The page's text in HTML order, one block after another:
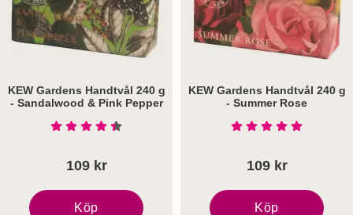
KEW Gardens Handtvål 240 g
- Sandalwood & Pink Pepper
Art. nr 6149 Betyg: 4.5 Stjärnor av 5
109 kr
Köp
KEW Gardens Handtvål 240 g
- Summer Rose
Art. nr 6150 Betyg: 5 Stjärnor
109 kr
Köp